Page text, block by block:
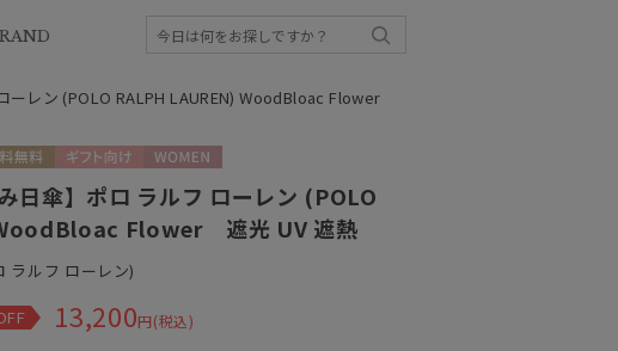
イ
ン
ーレン (POLO RALPH LAUREN) WoodBloac Flower
日傘】ポロ ラルフ ローレン (POLO
Flower 遮光 UV 遮熱
ラルフ ローレン)
13,200円(税込)